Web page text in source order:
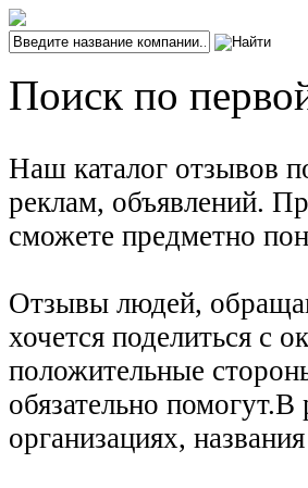
Поиск по
Наш каталог отзывов
реклам, объявлений.
сможете предметно
Отзывы людей,
хочется поделиться с
положительные
обязательно
организациях,